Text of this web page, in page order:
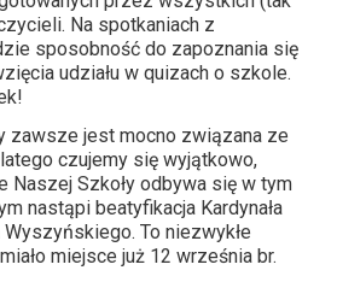
Na spotkaniach z
sposobność do zapoznania się
udziału w quizach o szkole.
zawsze jest mocno związana ze
czujemy się wyjątkowo,
Naszej Szkoły odbywa się w tym
nastąpi beatyfikacja Kardynała
To niezwykłe
miejsce już 12 września br.